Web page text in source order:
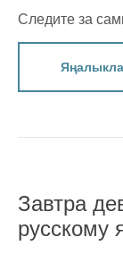
Следите за
Завтра
русскому